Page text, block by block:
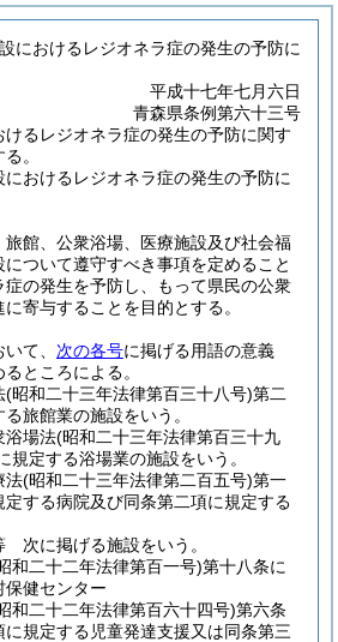
におけるレジオネラ症の発生の予防に
平成十七年七月六日
青森県条例第六十三号
るレジオネラ症の発生の予防に関す
。
おけるレジオネラ症の発生の予防に
旅館、公衆浴場、医療施設及び社会福
ついて遵守すべき事項を定めること
症の発生を予防し、もって県民の公衆
寄与することを目的とする。
て、 次の各号に掲げる用語の意義
るところによる。
(昭和二十三年法律第百三十八号)第二
旅館業の施設をいう。
場法(昭和二十三年法律第百三十九
規定する浴場業の施設をいう。
法(昭和二十三年法律第二百五号)第一
する病院及び同条第二項に規定する
次に掲げる施設をいう。
和二十二年法律第百一号)第十八条に
保健センター
和二十二年法律第百六十四号)第六条
に規定する児童発達支援又は同条第三